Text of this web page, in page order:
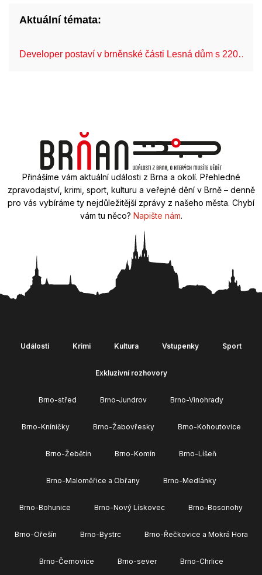
Aktuální témata:
Developer postaví v brněnské části Lesná dům s 220…
Přinášíme vám aktuální události z Brna a okolí. Přehledné
zpravodajství, krimi, sport, kulturu a veřejné dění v Brně – denně
pro vás vybíráme ty nejdůležitější zprávy z našeho města. Chybí
vám tu něco? Napište nám.
Události Krimi Kultura Vstupenky Sport
Exkluzivní rozhovory
Brno-střed Brno-Jundrov Brno-Vinohrady
Brno-Kníničky Brno-Žabovřesky Brno-Kohoutovice
Brno-Žebětín Brno-Komín Brno-Líšeň
Brno-Maloměřice a Obřany Brno-Medlánky
Brno-Bohunice Brno-Nový Lískovec Brno-Bosonohy
Brno-Ořešín Brno-Bystrc Brno-Řečkovice a Mokrá Hora
Brno-Černovice Brno-sever Brno-Chrlice